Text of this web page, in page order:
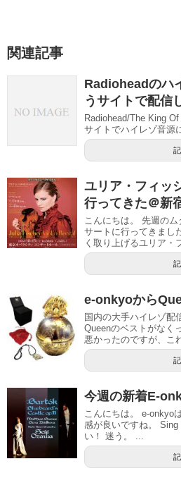
関連記事
Radioheadのハ
うサイトで配信
Radiohead/The King
サイトでハイレゾ音源
ユリア・フィッ
行ってきた＠新
こんにちは。 先週の
サートに行ってきまし
く取り上げるユリア・
e-onkyoから
国内の大手ハイレゾ配
Queenのベストがなく
悪かったのですが、こ
今週の新着E-
こんにちは。 e-onkyo
感が良いですね。
い！ 迷う。 ...